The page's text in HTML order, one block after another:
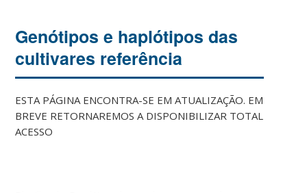
Genótipos e haplótipos das
cultivares referência
ESTA PÁGINA ENCONTRA-SE EM ATUALIZAÇÃO. EM
BREVE RETORNAREMOS A DISPONIBILIZAR TOTAL
ACESSO